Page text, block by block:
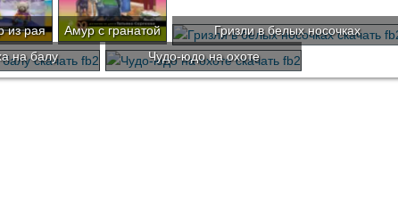
из рая Амур с гранатой
Гризли в белых носочках
на балу
Чудо-юдо на охоте